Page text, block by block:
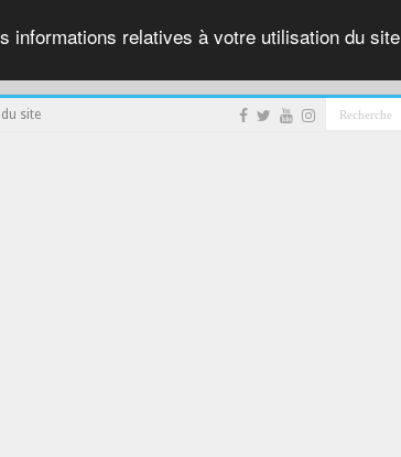
informations relatives à votre utilisation du site
site